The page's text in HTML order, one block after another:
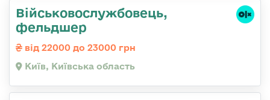
Військовослужбовець,
фельдшер
від 22000 до 23000 грн
Київ, Київська область